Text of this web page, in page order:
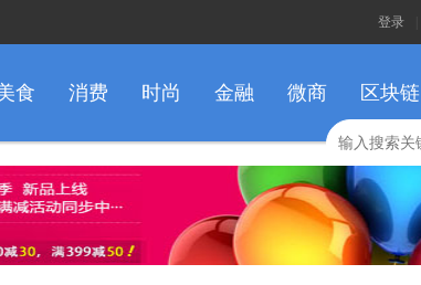
登录
食 消费 时尚 金融 微商 区块链